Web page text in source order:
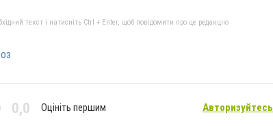
текст і натисніть Ctrl + Enter, щоб повідомити про це редакцію
0,0 Оцініть першим Авторизуйтесь